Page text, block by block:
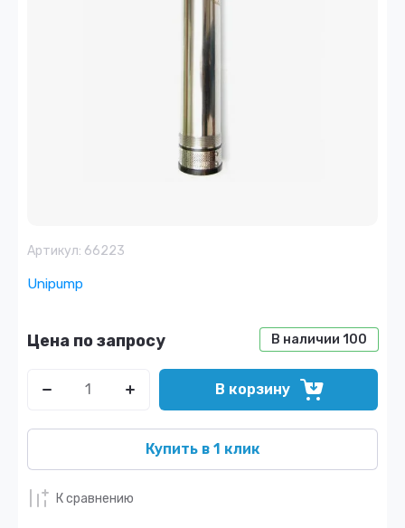
Артикул: 66223
Unipump
В наличии 100
Цена по запросу
В корзину
Купить в 1 клик
К сравнению